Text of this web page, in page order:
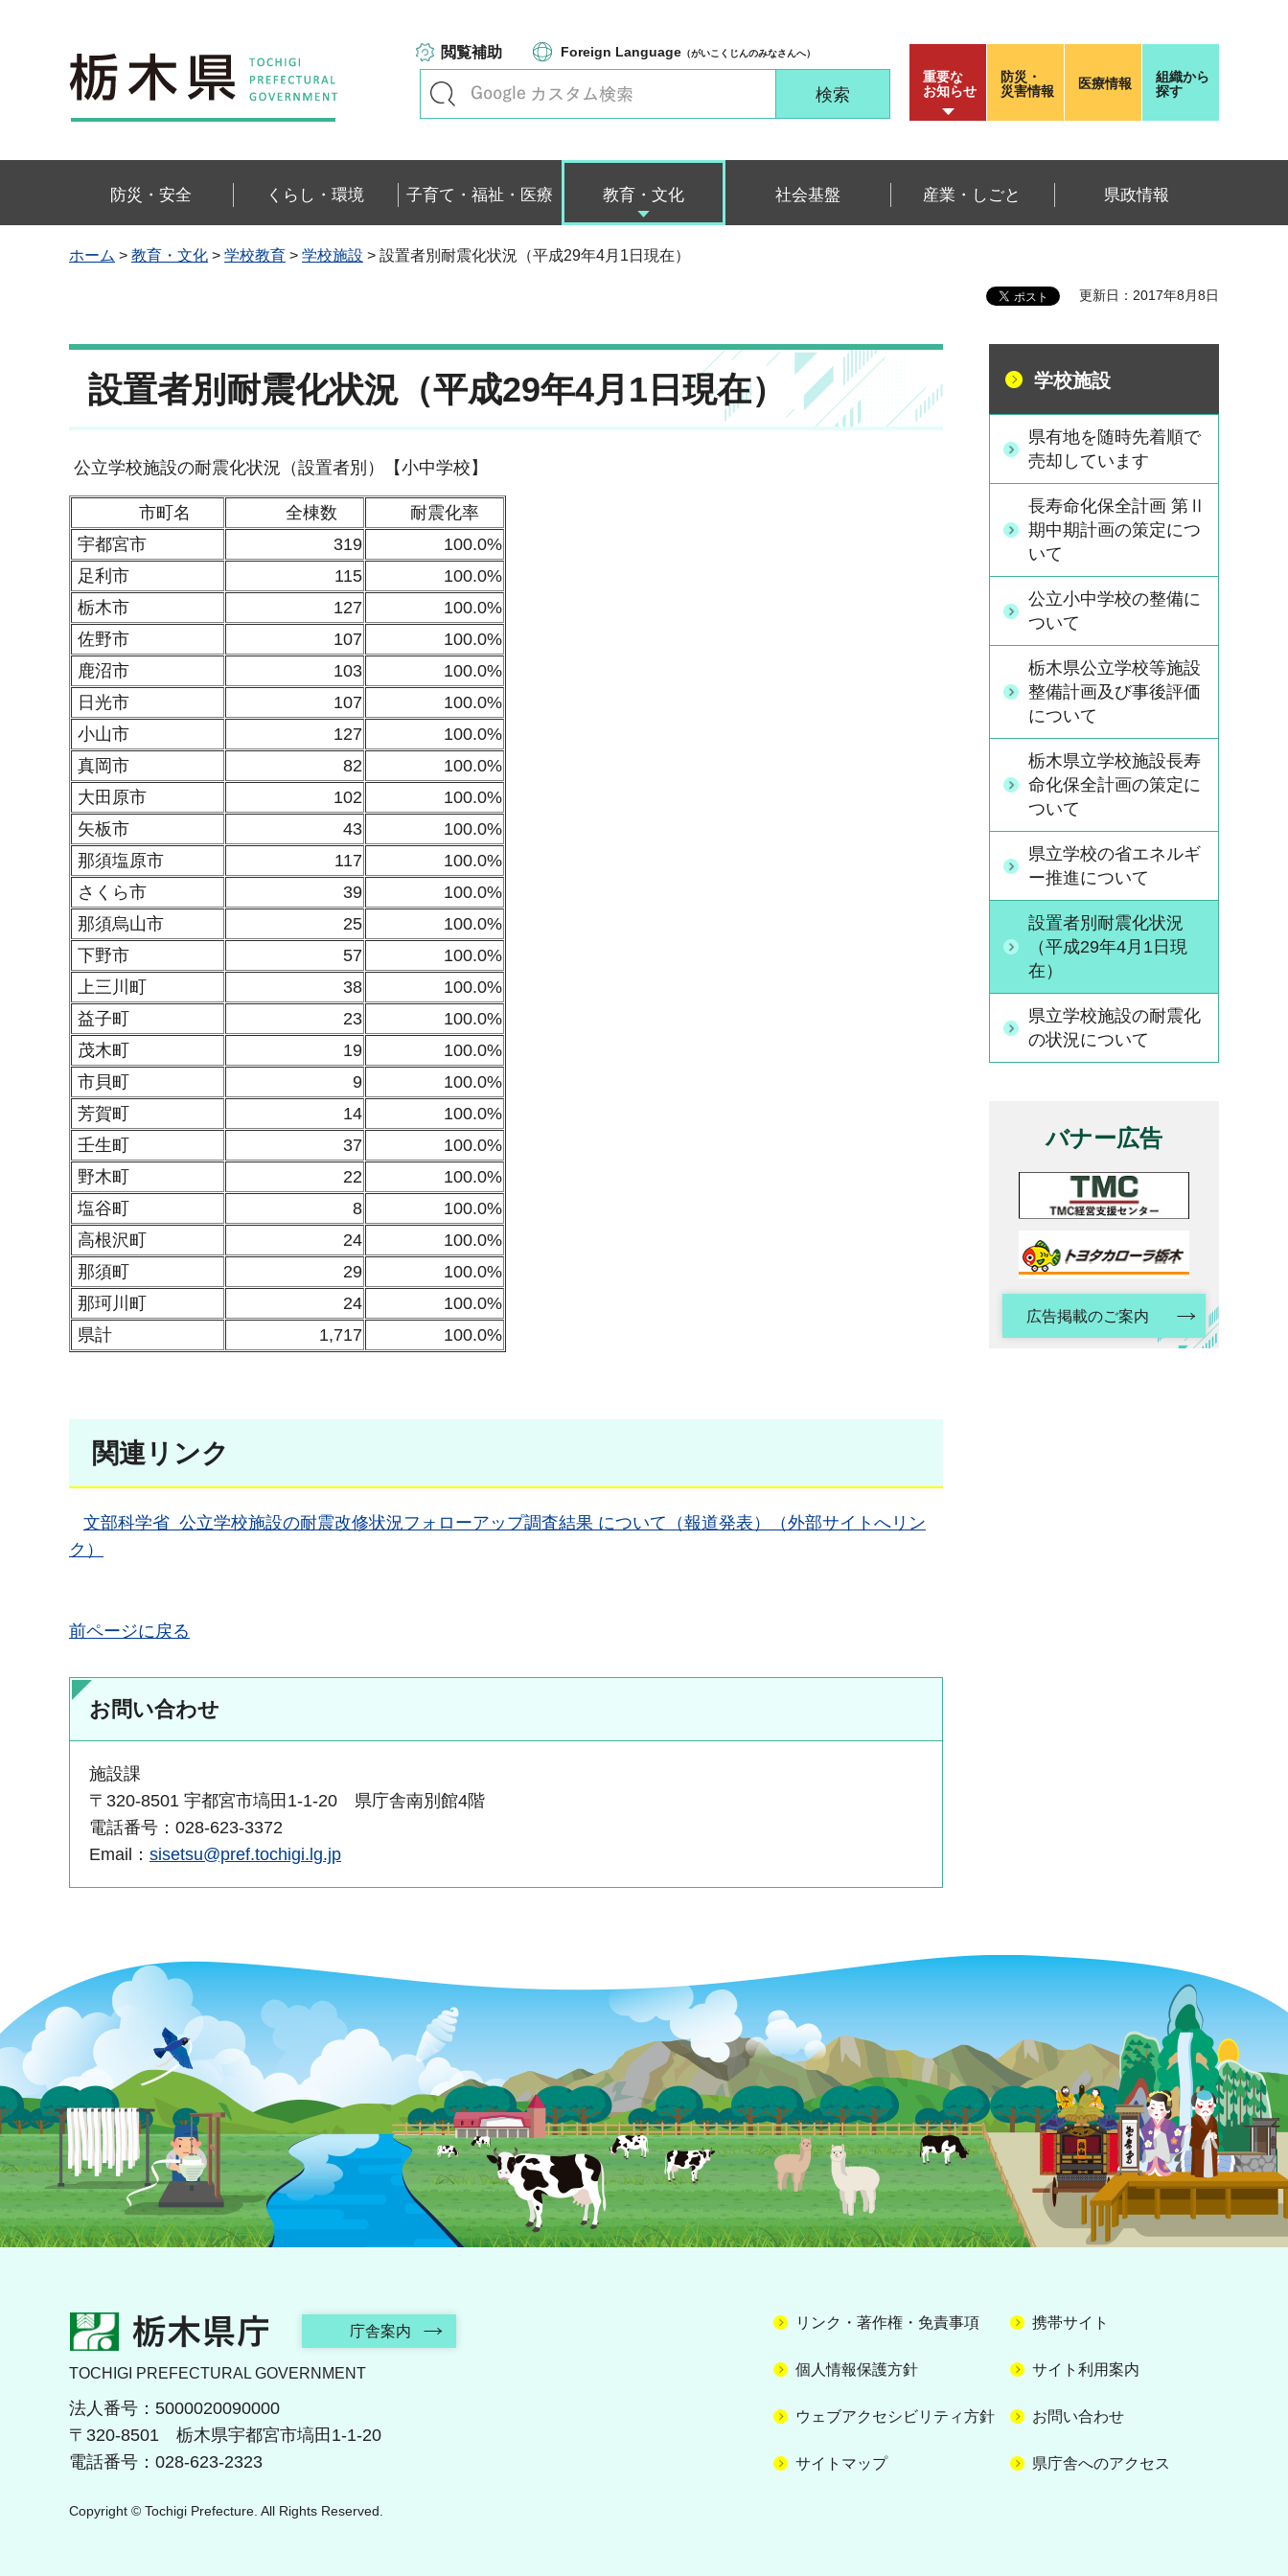
栃木県
閲覧補助 Foreign Language （がいこくじんのみなさんへ）
重要な
お知らせ
防災・
災害情報
医療情報
組織から
探す
防災・安全 くらし・環境 子育て・福祉・医療 教育・文化 社会基盤 産業・しごと 県政情報
ホーム > 教育・文化 > 学校教育 > 学校施設 > 設置者別耐震化状況（平成29年4月1日現在）
更新日：2017年8月8日
設置者別耐震化状況（平成29年4月1日現在）
公立学校施設の耐震化状況（設置者別）【小中学校】
市町名 全棟数
耐震化率
宇都宮市
319
100.0%
足利市
115
100.0%
栃木市
127
100.0%
佐野市
107
100.0%
鹿沼市
103
100.0%
日光市
107
100.0%
小山市
127
100.0%
真岡市
82
100.0%
大田原市
102
100.0%
矢板市
43
100.0%
那須塩原市
117
100.0%
さくら市
39
100.0%
那須烏山市
25
100.0%
下野市
57
100.0%
上三川町
38
100.0%
益子町
23
100.0%
茂木町
19
100.0%
市貝町
9
100.0%
芳賀町
14
100.0%
壬生町
37
100.0%
野木町
22
100.0%
塩谷町
8
100.0%
高根沢町
24
100.0%
那須町
29
100.0%
那珂川町
24
100.0%
県計
1,717 100.0%
関連リンク
文部科学省 公立学校施設の耐震改修状況フォローアップ調査結果 について（報道発表）（外部サイトへリン
ク）
前ページに戻る
お問い合わせ
施設課
〒320-8501 宇都宮市塙田1-1-20 県庁舎南別館4階
電話番号：028-623-3372
Email： sisetsu@pref.tochigi.lg.jp
学校施設
県有地を随時先着順で
売却しています
長寿命化保全計画 第Ⅱ
期中期計画の策定につ
いて
公立小中学校の整備に
ついて
栃木県公立学校等施設
整備計画及び事後評価
について
栃木県立学校施設長寿
命化保全計画の策定に
ついて
県立学校の省エネルギ
ー推進について
設置者別耐震化状況
（平成29年4月1日現
在）
県立学校施設の耐震化
の状況について
バナー広告
広告掲載のご案内
栃木県庁 庁舎案内
TOCHIGI PREFECTURAL GOVERNMENT
法人番号：5000020090000
〒320-8501 栃木県宇都宮市塙田1-1-20
電話番号：028-623-2323
リンク・著作権・免責事項 携帯サイト
個人情報保護方針 サイト利用案内
ウェブアクセシビリティ方針 お問い合わせ
サイトマップ 県庁舎へのアクセス
Copyright © Tochigi Prefecture. All Rights Reserved.